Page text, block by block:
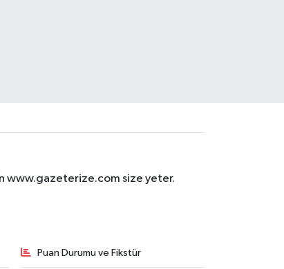
www.gazeterize.com size yeter.
Puan Durumu ve Fikstür